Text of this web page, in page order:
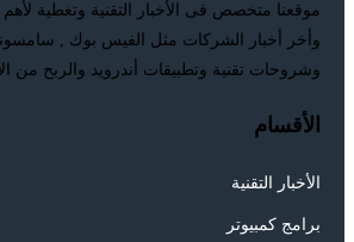
موقعنا متخصص فى الأخبار التقنية وتغطية لأهم
وأخر أخبار الشركات مثل الفيس بوك ,
وشروحات تقنية وتطبيقات أندرويد والربح من
الأقسام
الأخبار التقنية
برامج كمبيوتر